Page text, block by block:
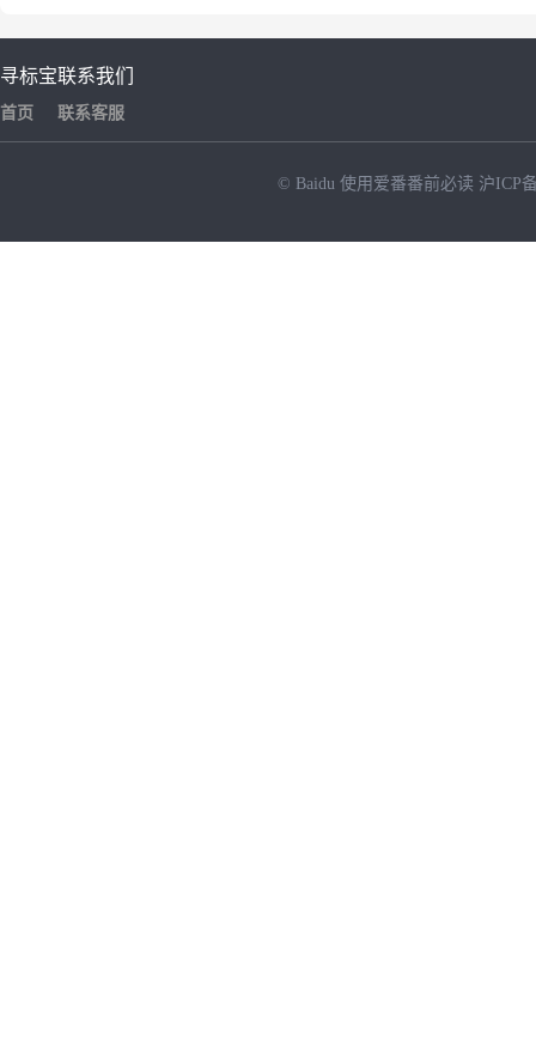
寻标宝
首页
联系我们
联系客服
© Baidu 使用爱番番前必读 沪ICP